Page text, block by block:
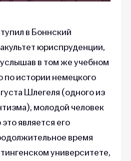
в Боннский
юриспруденции,
в том же учебном
по истории немецкого
Шлегеля (одного из
молодой человек
является его
время
университете,